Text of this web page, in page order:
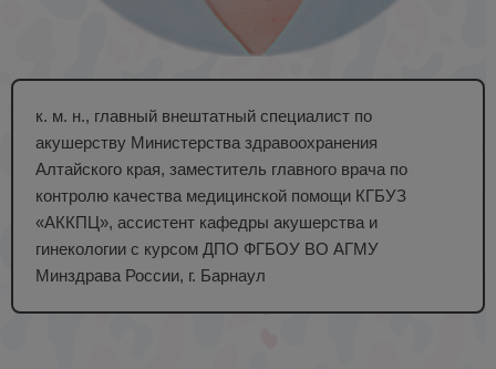
к. м. н., главный внештатный специалист по
акушерству Министерства здравоохранения
Алтайского края, заместитель главного врача по
контролю качества медицинской помощи КГБУЗ
«АККПЦ», ассистент кафедры акушерства и
гинекологии с курсом ДПО ФГБОУ ВО АГМУ
Минздрава России, г. Барнаул